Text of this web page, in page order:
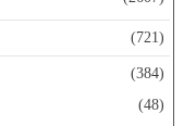
(721)
(384)
(48)